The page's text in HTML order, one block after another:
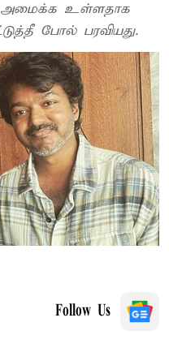
அமைக்க உள்ளதாக
போல் பரவியது.
Follow Us